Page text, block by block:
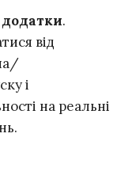
.
від
і
на реальні